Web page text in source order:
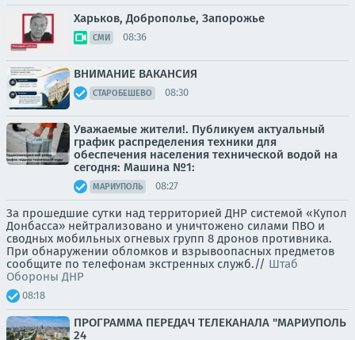
Харьков, Доброполье, Запорожье
СМИ 08:36
ВНИМАНИЕ ВАКАНСИЯ
СТАРОБЕШЕВО 08:30
Уважаемые жители!. Публикуем актуальный
график распределения техники для
обеспечения населения технической водой на
сегодня: Машина №1:
МАРИУПОЛЬ 08:27
За прошедшие сутки над территорией ДНР системой «Купол
Донбасса» нейтрализовано и уничтожено силами ПВО и
сводных мобильных огневых групп 8 дронов противника.
При обнаружении обломков и взрывоопасных предметов
сообщите по телефонам экстренных служб.// Штаб
Обороны ДНР
08:18
ПРОГРАММА ПЕРЕДАЧ ТЕЛЕКАНАЛА "МАРИУПОЛЬ
24